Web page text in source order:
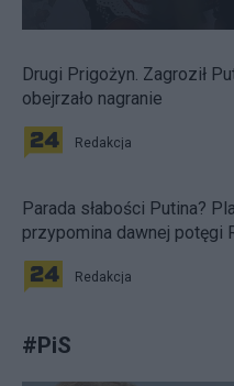
Drugi Prigożyn. Zagroził
obejrzało nagranie
Redakcja
Parada słabości Putina?
przypomina dawnej potęgi
Redakcja
#PiS